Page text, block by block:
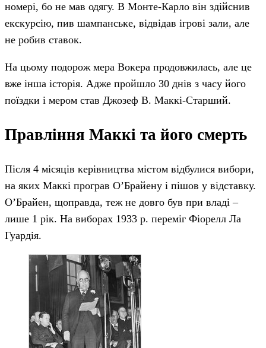
номері, бо не мав одягу. В Монте-Карло він здійснив
екскурсію, пив шампанське, відвідав ігрові зали, але
не робив ставок.
На цьому подорож мера Вокера продовжилась, але це
вже інша історія. Адже пройшло 30 днів з часу його
поїздки і мером став Джозеф В. Маккі-Старший.
Правління Маккі та його смерть
Після 4 місяців керівництва містом відбулися вибори,
на яких Маккі програв О’Брайену і пішов у відставку.
О’Брайен, щоправда, теж не довго був при владі –
лише 1 рік. На виборах 1933 р. переміг Фіорелл Ла
Гуардія.